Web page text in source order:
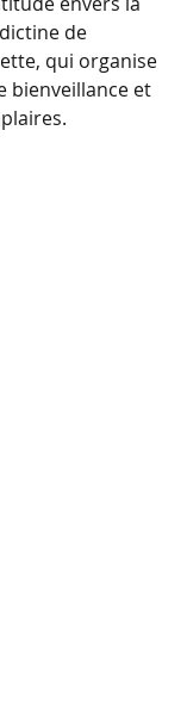
de
qui organise
bienveillance et